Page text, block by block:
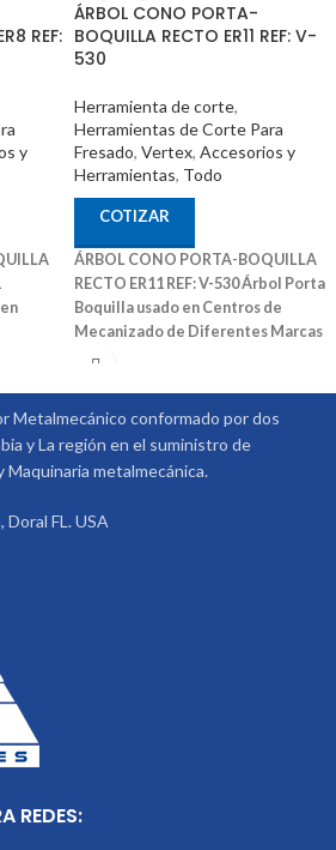
REF:
y
Marca:
ÁRBOL CONO PORTA-
BOQUILLA RECTO ER11 REF: V-
530
Herramienta de corte,
Herramientas de Corte Para
Fresado, Vertex, Accesorios y
Herramientas, Todo
COTIZAR
ÁRBOL CONO PORTA-BOQUILLA
RECTO ER11 REF: V-530Árbol Porta
Boquilla usado en Centros de
Mecanizado de Diferentes Marcas
También Puede Ser Utilizado en
530 Medidas (DxL): 16X50 Código:
3007-300 Marca: Vertex
Metalmecánico conformado por dos
y La región en el suministro de
metalmecánica.
Doral FL. USA
REDES: